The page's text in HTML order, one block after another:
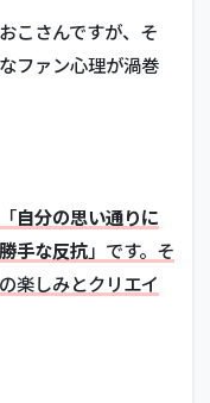
こさんですが、そ
ファン心理が渦巻
自分の思い通りに
手な反抗」です。そ
楽しみとクリエイ